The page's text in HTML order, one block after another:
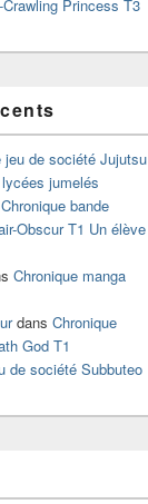
Princess T3
jeu de société Jujutsu
jumelés
Chronique bande
Obscur T1 Un élève
Chronique manga
dans Chronique
God T1
de société Subbuteo